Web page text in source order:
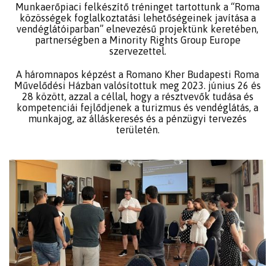
Munkaerőpiaci felkészítő tréninget tartottunk a “Roma
közösségek foglalkoztatási lehetőségeinek javítása a
vendéglátóiparban” elnevezésű projektünk keretében,
partnerségben a Minority Rights Group Europe
szervezettel.
A háromnapos képzést a Romano Kher Budapesti Roma
Művelődési Házban valósítottuk meg 2023. június 26 és
28 között, azzal a céllal, hogy a résztvevők tudása és
kompetenciái fejlődjenek a turizmus és vendéglátás, a
munkajog, az álláskeresés és a pénzügyi tervezés
területén.